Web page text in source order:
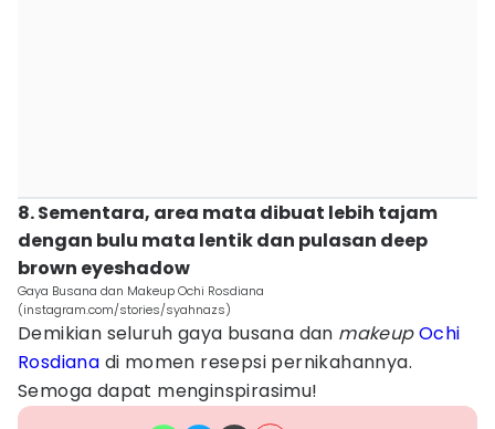
8. Sementara, area mata dibuat lebih tajam
dengan bulu mata lentik dan pulasan deep
brown eyeshadow
Gaya Busana dan Makeup Ochi Rosdiana
(instagram.com/stories/syahnazs)
Demikian seluruh gaya busana dan makeupOchi
Rosdiana di momen resepsi pernikahannya.
Semoga dapat menginspirasimu!